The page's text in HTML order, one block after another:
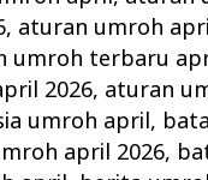
, aturan umroh
umroh terbaru
2026, aturan
umroh april,
april 2026,